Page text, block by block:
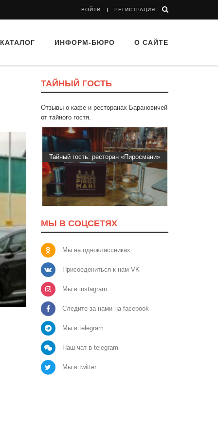
ВОЙТИ РЕГИСТРАЦИЯ
КАТАЛОГ ИНФОРМ-БЮРО О САЙТЕ
ТАЙНЫЙ ГОСТЬ
Отзывы о кафе и ресторанах Барановичей
от тайного гостя.
“Drova” Тайный гость: ресторан «Пиросмани»
МЫ В СОЦСЕТЯХ
Мы на одноклассниках
Присоедениться к нам VK
Мы в instagram
Следите за нами на facebook
Мы в telegram
Наш чат в telegram
Мы в twitter